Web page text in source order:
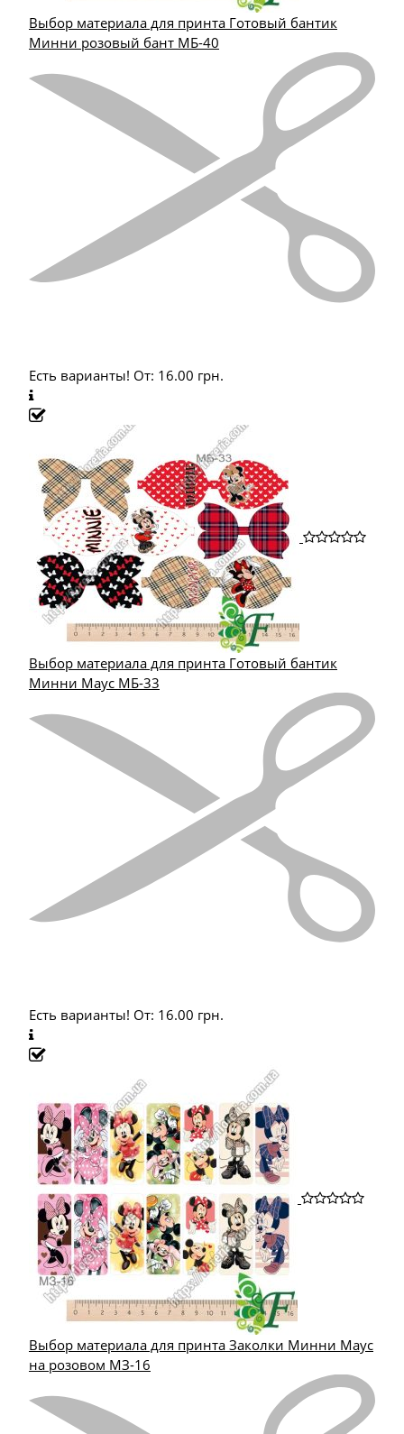
Выбор материала для принта Готовый бантик
Минни розовый бант МБ-40
Есть варианты! От: 16.00 грн.
Выбор материала для принта Готовый бантик
Минни Маус МБ-33
Есть варианты! От: 16.00 грн.
Выбор материала для принта Заколки Минни Маус
на розовом МЗ-16